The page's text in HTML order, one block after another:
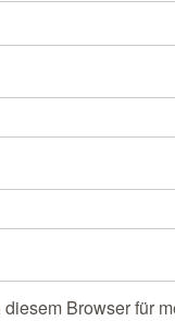
Browser für